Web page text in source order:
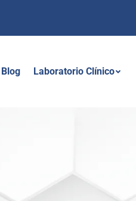
Blog Laboratorio Clínico